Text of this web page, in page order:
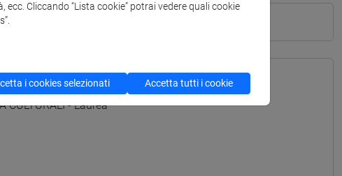
CULTURALI - Laurea
Cliccando “Lista cookie” potrai vedere quali cookie
i cookies selezionati Accetta tutti i cookie